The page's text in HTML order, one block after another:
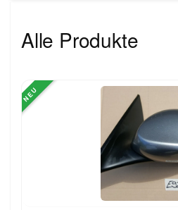
Alle Produkte
NEU